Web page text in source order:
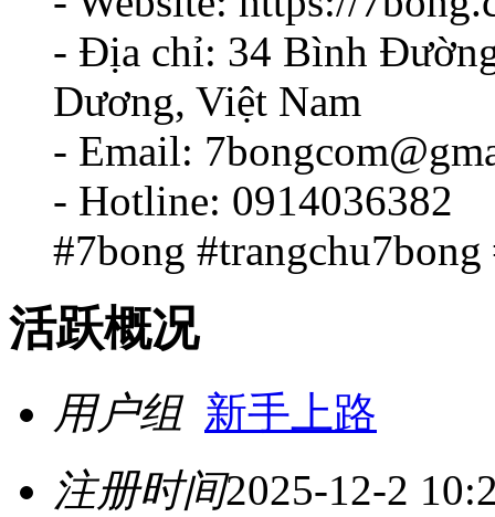
- Địa chỉ: 34 Bình
Dương, Việt Nam
- Email:
- Hotline: 0914036382
#7bong
活跃概况
用户组 新手上路
注册时间2025-12-2